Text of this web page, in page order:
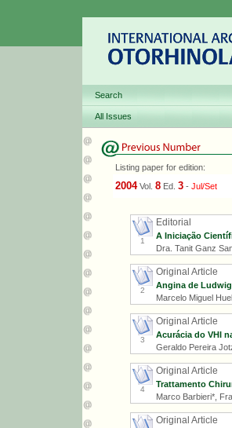
Search
All Issues
Listing paper for edition:
2004Vol. 8 Ed. 3 - Jul/Set
1
Editorial
A Iniciação
Dra. Tanit Ganz
2
Original Article
Angina de
Marcelo Miguel
3
Original Article
Acurácia do VHI
Geraldo Pereira
4
Original Article
Trattamento
Marco Barbieri*,
Original Article